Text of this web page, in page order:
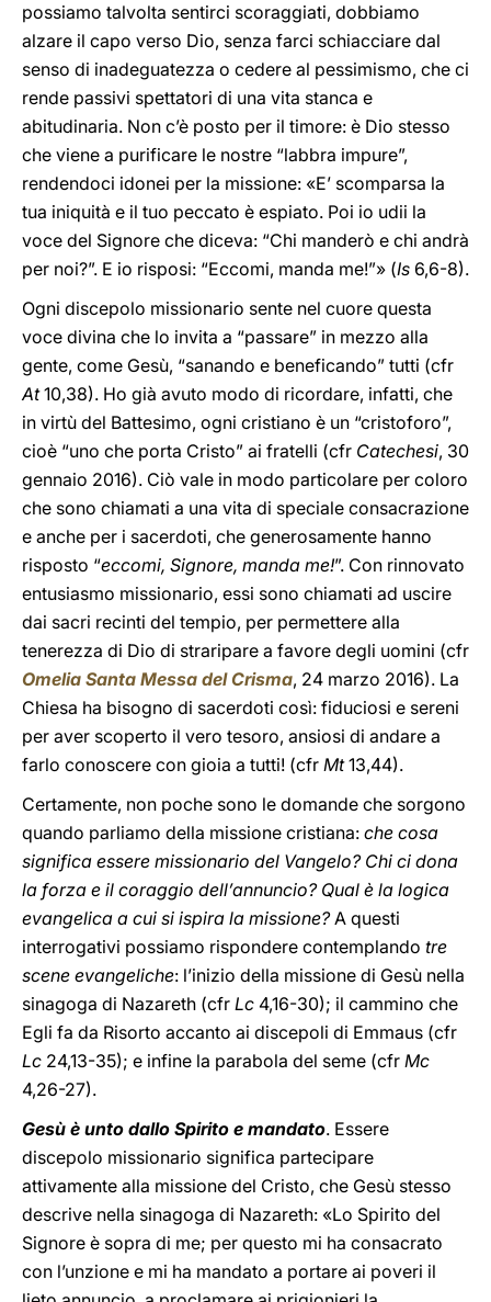
possiamo talvolta sentirci scoraggiati, dobbiamo
alzare il capo verso Dio, senza farci schiacciare dal
senso di inadeguatezza o cedere al pessimismo, che ci
rende passivi spettatori di una vita stanca e
abitudinaria. Non c’è posto per il timore: è Dio stesso
che viene a purificare le nostre “labbra impure”,
rendendoci idonei per la missione: «E’ scomparsa la
tua iniquità e il tuo peccato è espiato. Poi io udii la
voce del Signore che diceva: “Chi manderò e chi andrà
per noi?”. E io risposi: “Eccomi, manda me!”» (Is 6,6-8).
Ogni discepolo missionario sente nel cuore questa
voce divina che lo invita a “passare” in mezzo alla
gente, come Gesù, “sanando e beneficando” tutti (cfr
At10,38). Ho già avuto modo di ricordare, infatti, che
in virtù del Battesimo, ogni cristiano è un “cristoforo”,
cioè “uno che porta Cristo” ai fratelli (cfr Catechesi, 30
gennaio 2016). Ciò vale in modo particolare per coloro
che sono chiamati a una vita di speciale consacrazione
e anche per i sacerdoti, che generosamente hanno
risposto “eccomi, Signore, manda me!”. Con rinnovato
entusiasmo missionario, essi sono chiamati ad uscire
dai sacri recinti del tempio, per permettere alla
tenerezza di Dio di straripare a favore degli uomini (cfr
Omelia Santa Messa del Crisma, 24 marzo 2016). La
Chiesa ha bisogno di sacerdoti così: fiduciosi e sereni
per aver scoperto il vero tesoro, ansiosi di andare a
farlo conoscere con gioia a tutti! (cfr Mt13,44).
Certamente, non poche sono le domande che sorgono
quando parliamo della missione cristiana: che cosa
significa essere missionario del Vangelo? Chi ci dona
la forza e il coraggio dell’annuncio? Qual è la logica
evangelica a cui si ispira la missione?A questi
interrogativi possiamo rispondere contemplando tre
scene evangeliche: l’inizio della missione di Gesù nella
sinagoga di Nazareth (cfr Lc 4,16-30); il cammino che
Egli fa da Risorto accanto ai discepoli di Emmaus (cfr
Lc 24,13-35); e infine la parabola del seme (cfr Mc
4,26-27).
Gesù è unto dallo Spirito e mandato. Essere
discepolo missionario significa partecipare
attivamente alla missione del Cristo, che Gesù stesso
descrive nella sinagoga di Nazareth: «Lo Spirito del
Signore è sopra di me; per questo mi ha consacrato
con l’unzione e mi ha mandato a portare ai poveri il